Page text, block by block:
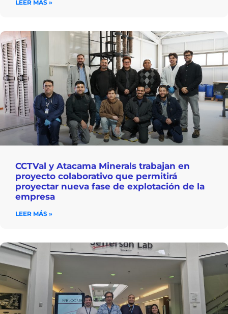
LEER MÁS »
CCTVal y Atacama Minerals trabajan en
proyecto colaborativo que permitirá
proyectar nueva fase de explotación de la
empresa
LEER MÁS »